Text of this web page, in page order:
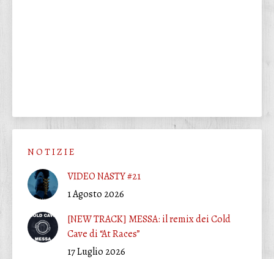
N O T I Z I E
VIDEO NASTY #21
1 Agosto 2026
[NEW TRACK] MESSA: il remix dei Cold
Cave di “At Races”
17 Luglio 2026